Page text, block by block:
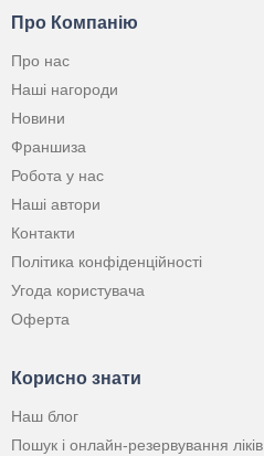
Про Компанію
Про нас
Наші нагороди
Новини
Франшиза
Робота у нас
Наші автори
Контакти
Політика конфіденційності
Угода користувача
Оферта
Корисно знати
Наш блог
Пошук і онлайн-резервування ліків